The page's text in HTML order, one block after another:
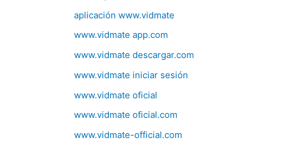
aplicación www.vidmate
www.vidmate app.com
www.vidmate descargar.com
www.vidmate iniciar sesión
www.vidmate oficial
www.vidmate oficial.com
www.vidmate-official.com